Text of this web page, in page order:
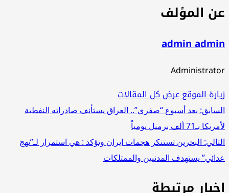
عن المؤلف
admin admin
Administrator
زيارة الموقععرض كل المقالات
تصفّح
المقالات
السابق: بعد أسبوع “صفري”.. العراق يستأنف صادراته النفطية
لأمريكا بـ71 ألف برميل يومياً
التالي: البحرين تستنكر هجمات ايران وتؤكد : هي استمرار لـ”نهج
عدائي” يستهدف المدنيين والممتلكات
اخبار مرتبطة